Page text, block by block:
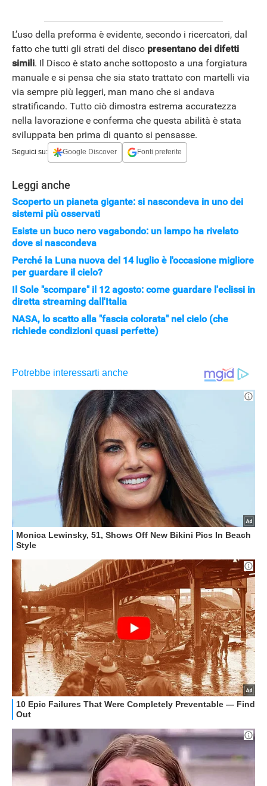
L’uso della preforma è evidente, secondo i ricercatori, dal
fatto che tutti gli strati del disco presentano dei difetti
simili. Il Disco è stato anche sottoposto a una forgiatura
manuale e si pensa che sia stato trattato con martelli via
via sempre più leggeri, man mano che si andava
stratificando. Tutto ciò dimostra estrema accuratezza
nella lavorazione e conferma che questa abilità è stata
sviluppata ben prima di quanto si pensasse.
Seguici su: Google Discover Fonti preferite
Leggi anche
Scoperto un pianeta gigante: si nascondeva in uno dei
sistemi più osservati
Esiste un buco nero vagabondo: un lampo ha rivelato
dove si nascondeva
Perché la Luna nuova del 14 luglio è l'occasione migliore
per guardare il cielo?
Il Sole "scompare" il 12 agosto: come guardare l'eclissi in
diretta streaming dall'Italia
NASA, lo scatto alla "fascia colorata" nel cielo (che
richiede condizioni quasi perfette)